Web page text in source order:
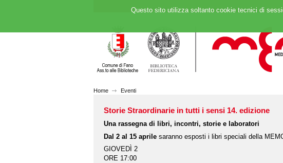
Home
Eventi
Storie Straordinarie in tutti i sensi 14. edizione
Una rassegna di libri, incontri, storie e laboratori
Dal 2 al 15 aprile saranno esposti i libri speciali della
GIOVEDÌ 2
ORE 17:00
Questo sito utilizza soltanto cookie tecnici di